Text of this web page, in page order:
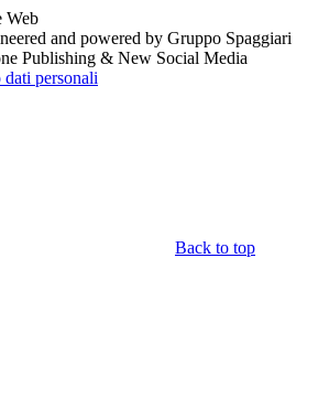
and powered by Gruppo Spaggiari
Publishing & New Social Media
dati personali
Back to top